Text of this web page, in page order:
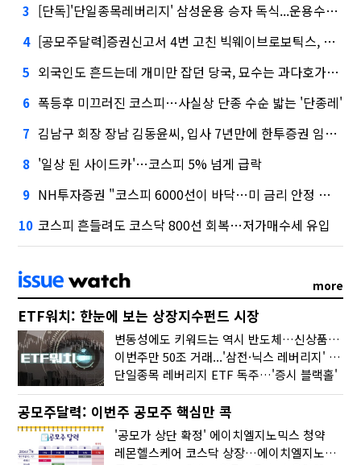
3 [단독]'단일종목레버리지' 삼성운용 승자 독식...운용수익 미래에셋의 6배
4 [공모주달력]증권신고서 4번 고친 빅웨이브로보틱스, 수요예측
5 외국인도 흔드는데 개미만 잡던 당국, 묘수는 과다호가부담금?
6 폭등후 미끄러진 코스피…사실상 단종 수순 밟는 '단종레'
7 김남구 회장 장남 김동윤씨, 입사 7년만에 한투증권 임원 승진
8 '일상 된 사이드카'…코스피 5% 넘게 급락
9 NH투자증권 "코스피 6000선이 바닥…미 금리 안정 후 추가 회복"
10 코스피 흔들려도 코스닥 800선 회복…저가매수세 유입
more
ETF워치: 한눈에 보는 상장지수펀드 시장
변동성에도 키워드는 역시 반도체…신상품은 우주·방산
이번주만 50조 거래...'삼전·닉스 레버리지' 수익률은 -30%
단일종목 레버리지 ETF 독주…'증시 블랙홀'
공모주달력: 이번주 공모주 핵심만 콕
'공모가 상단 확정' 에이치엘지노믹스 청약
레몬헬스케어 코스닥 상장…에이치엘지노믹스 수요예측